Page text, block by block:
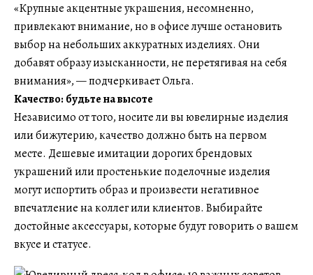
«Крупные акцентные украшения, несомненно,
привлекают внимание, но в офисе лучше остановить
выбор на небольших аккуратных изделиях. Они
добавят образу изысканности, не перетягивая на себя
внимания», — подчеркивает Ольга.
Качество: будьте на высоте
Независимо от того, носите ли вы ювелирные изделия
или бижутерию, качество должно быть на первом
месте. Дешевые имитации дорогих брендовых
украшений или простенькие поделочные изделия
могут испортить образ и произвести негативное
впечатление на коллег или клиентов. Выбирайте
достойные аксессуары, которые будут говорить о вашем
вкусе и статусе.